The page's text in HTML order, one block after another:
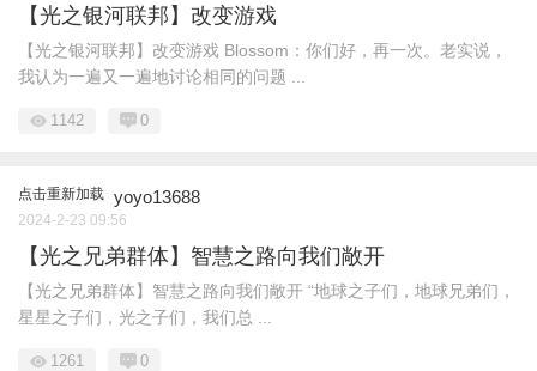
【光之银河联邦】改变游戏
【光之银河联邦】改变游戏 Blossom：你们好，再一次。老实说，
我认为一遍又一遍地讨论相同的问题 ...
1142 0
点击重新加载 yoyo13688
2024-2-23 09:56
【光之兄弟群体】智慧之路向我们敞开
【光之兄弟群体】智慧之路向我们敞开 “地球之子们，地球兄弟们，
星星之子们，光之子们，我们总 ...
1261 0